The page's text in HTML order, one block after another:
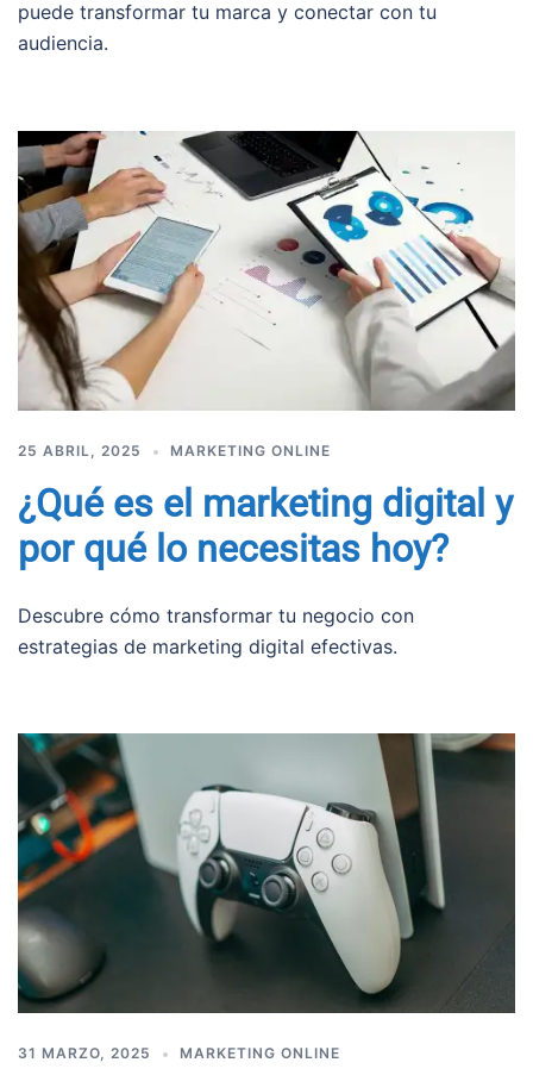
puede transformar tu marca y conectar con tu
audiencia.
25 ABRIL, 2025 MARKETING ONLINE
¿Qué es el marketing digital y
por qué lo necesitas hoy?
Descubre cómo transformar tu negocio con
estrategias de marketing digital efectivas.
31 MARZO, 2025 MARKETING ONLINE